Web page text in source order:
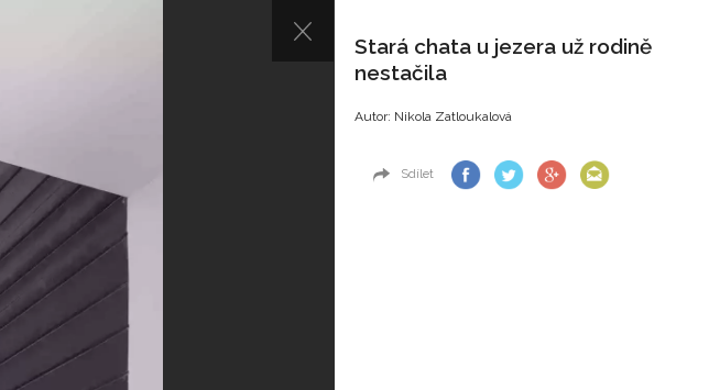
Stará chata u jezera už rodině
nestačila
Autor: Nikola Zatloukalová
Sdílet